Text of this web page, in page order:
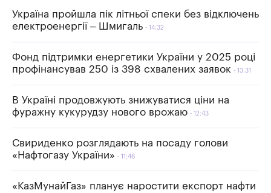
Україна пройшла пік літньої спеки без відключень
електроенергії – Шмигаль
14:32
Фонд підтримки енергетики України у 2025 році
профінансував 250 із 398 схвалених заявок
13:31
В Україні продовжують знижуватися ціни на
фуражну кукурудзу нового врожаю
12:43
Свириденко розглядають на посаду голови
«Нафтогазу України»
11:46
«КазМунайГаз» планує наростити експорт нафти